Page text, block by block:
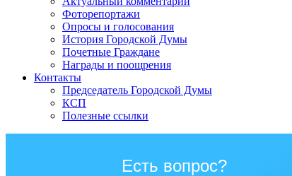
Фоторепортажи
Опросы и голосования
История Городской Думы
Почетные Граждане
Награды и поощрения
Контакты
Председатель Городской Думы
КСП
Полезные ссылки
Есть вопрос?